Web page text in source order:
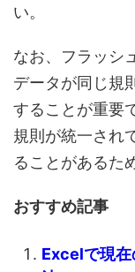
い。
なお、フラッシ
データが同じ規
することが重要
規則が統一され
ることがあるた
おすすめ記事
Excelで現在